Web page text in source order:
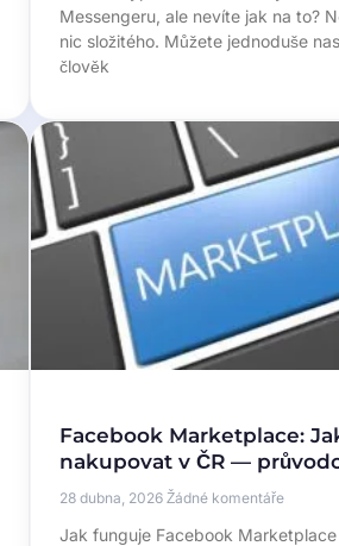
Messengeru, ale nevíte jak na to?
nic složitého. Můžete jednoduše
člověk
Facebook Marketplace:
nakupovat v ČR —
28 dubna, 2026 Žádné komentáře
Jak funguje Facebook